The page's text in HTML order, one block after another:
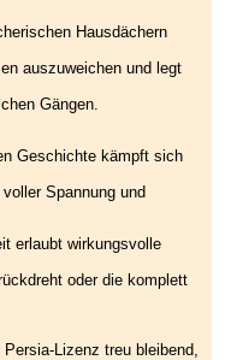
Hausdächern
auszuweichen und legt
Gängen.
Geschichte kämpft sich
Spannung und
erlaubt wirkungsvolle
oder die komplett
Lizenz treu bleibend,